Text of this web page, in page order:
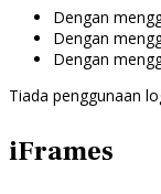
Dengan
Dengan
Dengan
Tiada penggunaan
iFrames